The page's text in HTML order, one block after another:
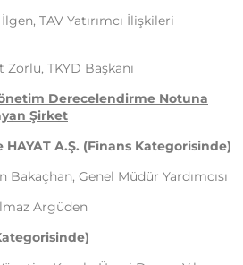
TAV Yatırımcı İlişkileri
TKYD Başkanı
Derecelendirme Notuna
Şirket
HAYAT A.Ş. (Finans Kategorisinde)
Genel Müdür Yardımcısı
Argüden